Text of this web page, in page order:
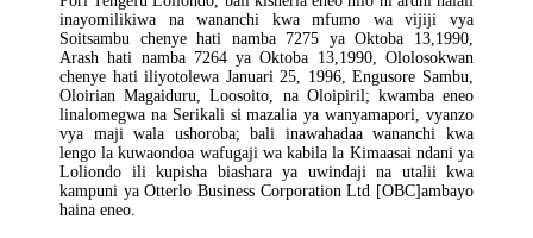
inayomilikiwa na wananchi kwa mfumo wa vijiji vya
Soitsambu chenye hati namba 7275 ya Oktoba 13,1990,
Arash hati namba 7264 ya Oktoba 13,1990, Ololosokwan
chenye hati iliyotolewa Januari 25, 1996, Engusore Sambu,
Oloirian Magaiduru, Loosoito, na Oloipiril; kwamba eneo
linalomegwa na Serikali si mazalia ya wanyamapori, vyanzo
vya maji wala ushoroba; bali inawahadaa wananchi kwa
lengo la kuwaondoa wafugaji wa kabila la Kimaasai ndani ya
Loliondo ili kupisha biashara ya uwindaji na utalii kwa
kampuni ya Otterlo Business Corporation Ltd [OBC]ambayo
haina eneo.